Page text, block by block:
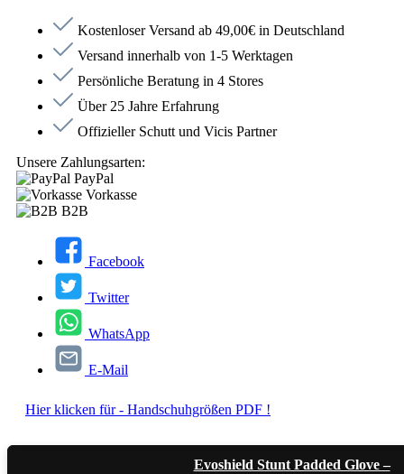
Kostenloser Versand ab 49,00€ in Deutschland
Versand innerhalb von 1-5 Werktagen
Persönliche Beratung in 4 Stores
Über 25 Jahre Erfahrung
Offizieller Schutt und Vicis Partner
Unsere Zahlungsarten:
PayPal
Vorkasse
B2B
Facebook
Twitter
WhatsApp
E-Mail
Hier klicken für - Handschuhgrößen PDF !
Evoshield Stunt Padded Glove –